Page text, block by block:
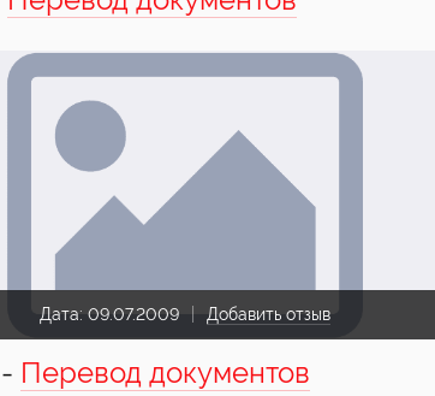
- Перевод документов
Дата: 09.07.2009 Добавить отзыв